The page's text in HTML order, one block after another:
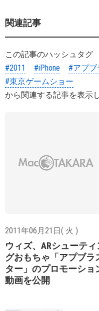
関連記事
この記事のハッシュタグ
#2011
#iPhone #アプ
#東京ゲームショー
から関連する記事を表示
2011年06月21日( 火 )
ウィズ、ARシューティ
グおもちゃ「アプブラ
ター」のプロモーショ
動画を公開